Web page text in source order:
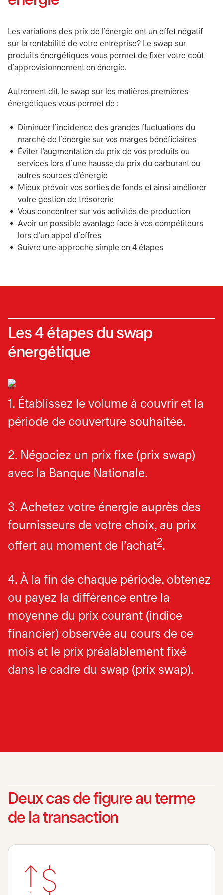
Les variations des prix de l’énergie ont un effet négatif
sur la rentabilité de votre entreprise? Le swap sur
produits énergétiques vous permet de fixer votre coût
d’approvisionnement en énergie.
Autrement dit, le swap sur les matières premières
énergétiques vous permet de :
Diminuer l’incidence des grandes fluctuations du
marché de l’énergie sur vos marges bénéficiaires
Éviter l’augmentation du prix de vos produits ou
services lors d’une hausse du prix du carburant ou
autres sources d’énergie
Mieux prévoir vos sorties de fonds et ainsi améliorer
votre gestion de trésorerie
Vous concentrer sur vos activités de production
Avoir un possible avantage face à vos compétiteurs
lors d’un appel d’offres
Suivre une approche simple en 4 étapes
Les 4 étapes du swap
énergétique
1. Établissez le volume à couvrir et la
période de couverture souhaitée.
2. Négociez un prix fixe (prix swap)
avec la Banque Nationale.
3. Achetez votre énergie auprès des
fournisseurs de votre choix, au prix
offert au moment de l’achat2.
4. À la fin de chaque période, obtenez
ou payez la différence entre la
moyenne du prix courant (indice
financier) observée au cours de ce
mois et le prix préalablement fixé
dans le cadre du swap (prix swap).
Deux cas de figure au terme
de la transaction